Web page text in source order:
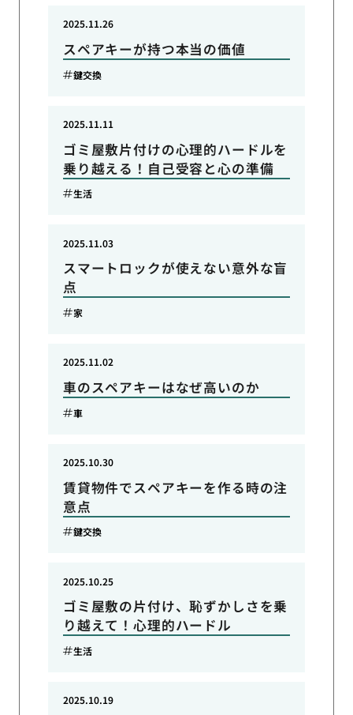
スペアキーが持つ本当の価値
2025.11.26
鍵交換
ゴミ屋敷片付けの心理的ハードルを
乗り越える！自己受容と心の準備
2025.11.11
生活
スマートロックが使えない意外な盲
点
2025.11.03
家
車のスペアキーはなぜ高いのか
2025.11.02
車
賃貸物件でスペアキーを作る時の注
意点
2025.10.30
鍵交換
ゴミ屋敷の片付け、恥ずかしさを乗
り越えて！心理的ハードル
2025.10.25
生活
2025.10.19